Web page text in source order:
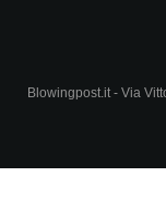
Blowingpost.it - Via